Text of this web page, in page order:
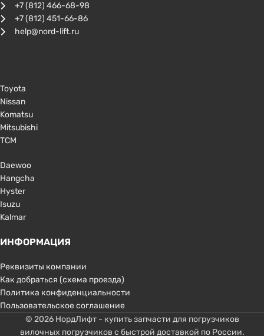
+7 (812) 466-68-98
+7 (812) 451-66-86
help@nord-lift.ru
Toyota
Nissan
Komatsu
Mitsubishi
TCM
Daewoo
Hangcha
Hyster
Isuzu
Kalmar
ИНФОРМАЦИЯ
Реквизиты компании
Как добраться (схема проезда)
Политика конфиденциальности
Пользовательское соглашение
© 2026 НордЛифт - купить запчасти для погрузчиков
вилочных погрузчиков с быстрой доставкой по России.